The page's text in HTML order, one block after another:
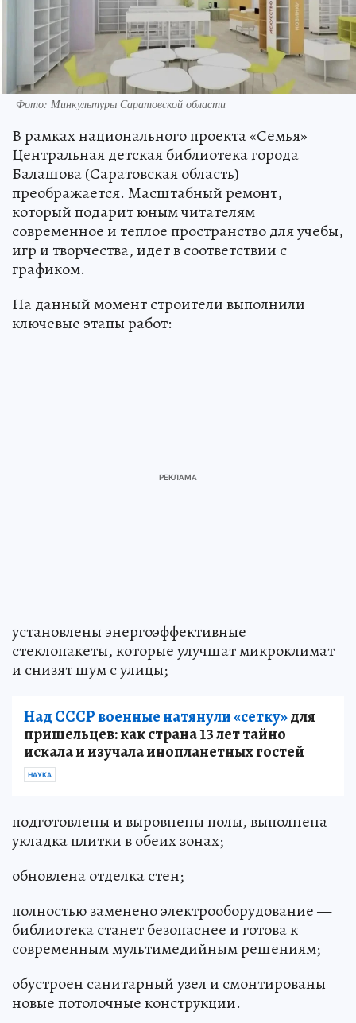
Фото: Минкультуры Саратовской области
В рамках национального проекта «Семья»
Центральная детская библиотека города
Балашова (Саратовская область)
преображается. Масштабный ремонт,
который подарит юным читателям
современное и теплое пространство для учебы,
игр и творчества, идет в соответствии с
графиком.
На данный момент строители выполнили
ключевые этапы работ:
установлены энергоэффективные
стеклопакеты, которые улучшат микроклимат
и снизят шум с улицы;
Над СССР военные натянули «сетку»для
пришельцев: как страна 13 лет тайно
искала и изучала инопланетных гостей
НАУКА
подготовлены и выровнены полы, выполнена
укладка плитки в обеих зонах;
обновлена отделка стен;
полностью заменено электрооборудование —
библиотека станет безопаснее и готова к
современным мультимедийным решениям;
обустроен санитарный узел и смонтированы
новые потолочные конструкции.